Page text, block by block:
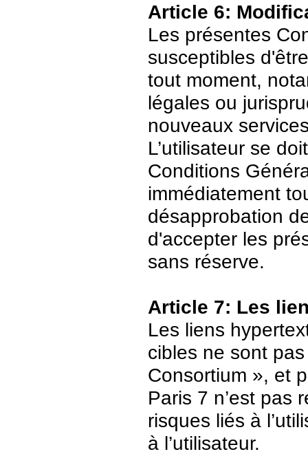
Article 6:
Les présentes
susceptibles
tout moment,
légales ou
nouveaux
L’utilisateur se
Conditions
immédiatement
désapprobation
d'accepter les
sans réserve.
Article 7: Les
Les liens
cibles ne sont
Consortium », et
Paris 7 n’est pas
risques liés à
à l’utilisateur.